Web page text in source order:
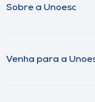
Sobre a Unoesc
Venha para a